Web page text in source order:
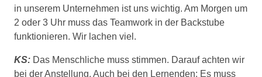
in unserem Unternehmen ist uns wichtig. Am Morgen um
2 oder 3 Uhr muss das Teamwork in der Backstube
funktionieren. Wir lachen viel.
KS: Das Menschliche muss stimmen. Darauf achten wir
bei der Anstellung. Auch bei den Lernenden: Es muss